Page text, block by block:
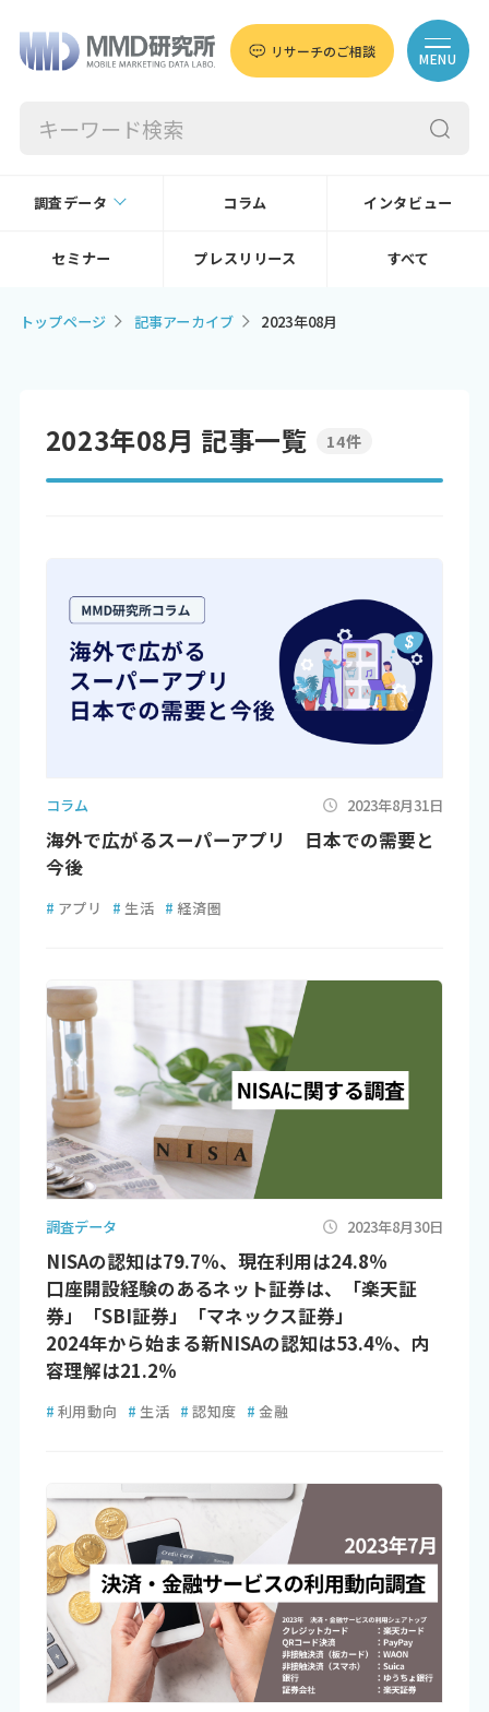
リサーチのご相談 MENU
調査データ コラム インタビュー
セミナー プレスリリース すべて
トップページ 記事アーカイブ 2023年08月
2023年08月 記事一覧 14件
コラム 2023年8月31日
海外で広がるスーパーアプリ 日本での需要と
今後
# アプリ # 生活 # 経済圏
調査データ 2023年8月30日
NISAの認知は79.7％、現在利用は24.8％
口座開設経験のあるネット証券は、「楽天証
券」「SBI証券」「マネックス証券」
2024年から始まる新NISAの認知は53.4％、内
容理解は21.2％
# 利用動向 # 生活 # 認知度 # 金融